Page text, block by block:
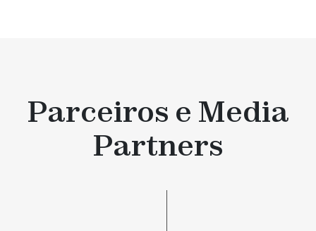
Parceiros e Media
Partners